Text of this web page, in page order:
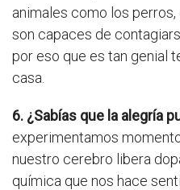
animales como los
son capaces de
por eso que es tan genial
casa.
6. ¿Sabías que la alegría
experimentamos
nuestro cerebro libera
química que nos hace